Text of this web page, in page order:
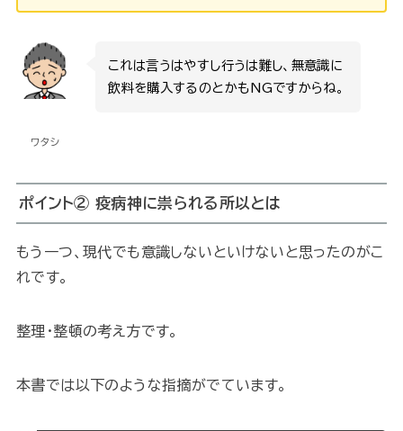
ワタシ
これは言うはやすし行うは難し、無意識に
飲料を購入するのとかもNGですからね。
ポイント②疫病神に祟られる所以とは
もう一つ、現代でも意識しないといけないと思ったのがこ
れです。
整理・整頓の考え方です。
本書では以下のような指摘がでています。